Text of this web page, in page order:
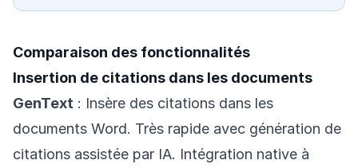
Comparaison des fonctionnalités
Insertion de citations dans les documents
GenText : Insère des citations dans les
documents Word. Très rapide avec génération de
citations assistée par IA. Intégration native à